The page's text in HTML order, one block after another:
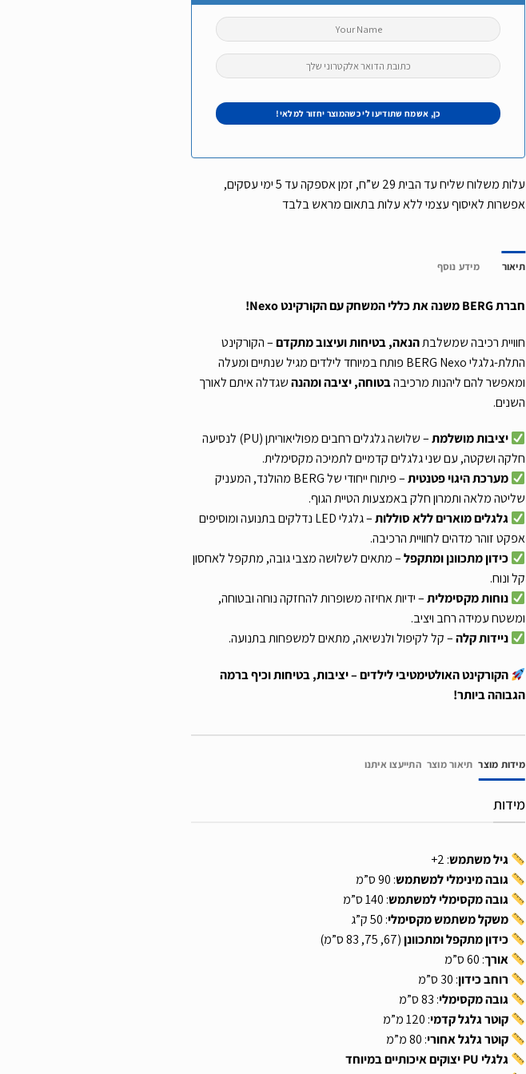
עלות משלוח שליח עד הבית 29 ש”ח, זמן אספקה עד 5 ימי עסקים,
אפשרות לאיסוף עצמי ללא עלות בתאום מראש בלבד
תיאור מידע נוסף
חברת BERG משנה את כללי המשחק עם הקורקינט Nexo!
חוויית רכיבה שמשלבתהנאה, בטיחות ועיצוב מתקדם– הקורקינט
התלת-גלגלי BERG Nexo פותח במיוחד לילדים מגיל שנתיים ומעלה
ומאפשר להם ליהנות מרכיבהבטוחה, יציבה ומהנהשגדלה איתם לאורך
השנים.
יציבות מושלמת
– שלושה גלגלים רחבים מפוליאוריתן (PU) לנסיעה
חלקה ושקטה, עם שני גלגלים קדמיים לתמיכה מקסימלית.
מערכת היגוי פטנטית
– פיתוח ייחודי של BERG מהולנד, המעניק
שליטה מלאה ותמרון חלק באמצעות הטיית הגוף.
גלגלים מוארים ללא סוללות
– גלגלי LED נדלקים בתנועה ומוסיפים
אפקט זוהר מדהים לחוויית הרכיבה.
כידון מתכוונן ומתקפל– מתאים לשלושה מצבי גובה, מתקפל לאחסון
קל ונוח.
נוחות מקסימלית– ידיות אחיזה משופרות להחזקה נוחה ובטוחה,
ומשטח עמידה רחב ויציב.
ניידות קלה– קל לקיפול ולנשיאה, מתאים למשפחות בתנועה.
הקורקינט האולטימטיבי לילדים – יציבות, בטיחות וכיף ברמה
הגבוהה ביותר!
מידות מוצר תיאור מוצר התייעצו איתנו
מידות
גיל משתמש: 2+
גובה מינימלי למשתמש: 90 ס”מ
גובה מקסימלי למשתמש: 140 ס”מ
משקל משתמש מקסימלי: 50 ק”ג
כידון מתקפל ומתכוונן(67, 75, 83 ס”מ)
אורך: 60 ס”מ
רוחב כידון: 30 ס”מ
גובה מקסימלי: 83 ס”מ
קוטר גלגל קדמי: 120 מ”מ
קוטר גלגל אחורי: 80 מ”מ
גלגלי PU יצוקים איכותיים במיוחד